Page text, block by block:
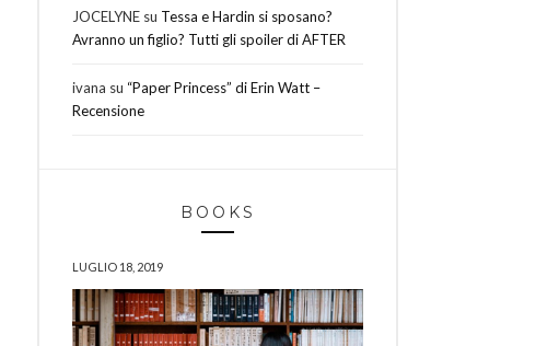
JOCELYNE su Tessa e Hardin si sposano?
Avranno un figlio? Tutti gli spoiler di AFTER
ivana su “Paper Princess” di Erin Watt –
Recensione
BOOKS
LUGLIO 18, 2019